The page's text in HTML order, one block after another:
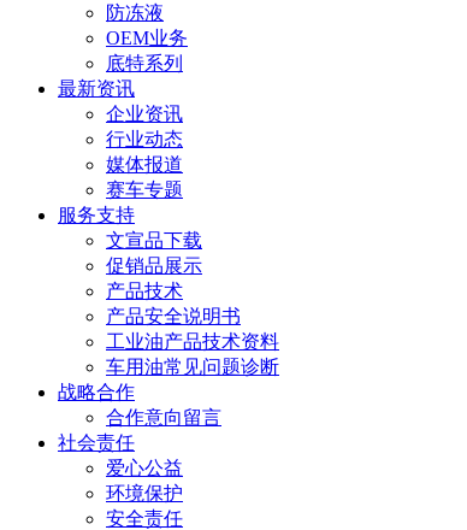
防冻液
OEM业务
底特系列
最新资讯
企业资讯
行业动态
媒体报道
赛车专题
服务支持
文宣品下载
促销品展示
产品技术
产品安全说明书
工业油产品技术资料
车用油常见问题诊断
战略合作
合作意向留言
社会责任
爱心公益
环境保护
安全责任